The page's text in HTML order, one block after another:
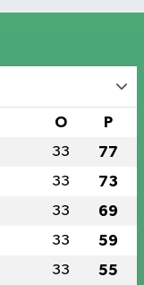
O P
33 77
33 73
33 69
33 59
33 55